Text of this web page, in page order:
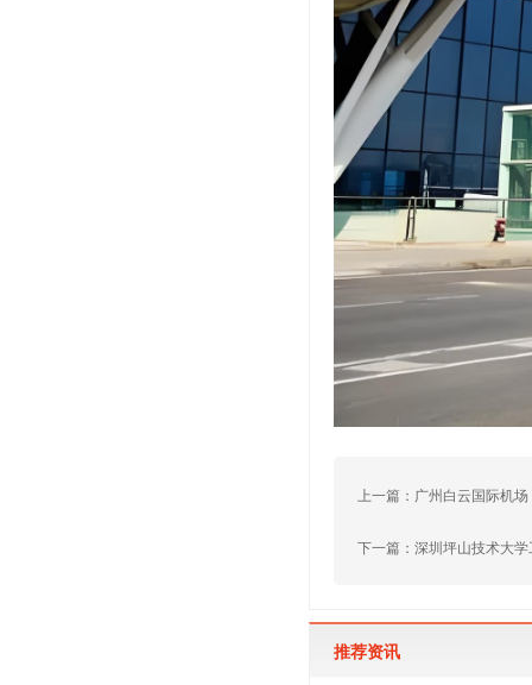
上一篇： 广州白云国际机场
下一篇： 深圳坪山技术大学
推荐资讯